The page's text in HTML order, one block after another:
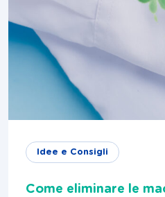
Idee e Consigli
Come eliminare le